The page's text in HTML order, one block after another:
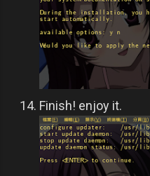
Finish! enjoy it.